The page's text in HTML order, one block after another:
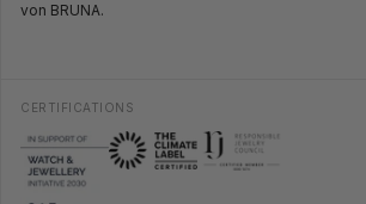
von BRUNA.
CERTIFICATIONS